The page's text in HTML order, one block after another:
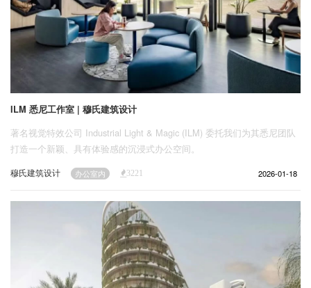
ILM 悉尼工作室 | 穆氏建筑设计
著名视觉特效公司 Industrial Light & Magic (ILM) 委托我们为其悉尼团队
打造一个新颖、具有体验感的沉浸式办公空间。
穆氏建筑设计 办公室内 3221 2026-01-18